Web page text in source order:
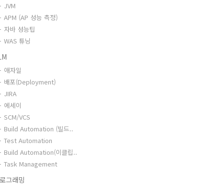
JVM
APM (AP 성능 측정)
자바 성능팁
WAS 튜닝
애자일
배포(Deployment)
JIRA
에세이
SCM/VCS
Build Automation (빌드..
Test Automation
Build Automation(이클립..
Task Management
그래밍